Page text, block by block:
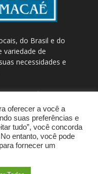
do Brasil e do
variedade de
necessidades e
/
oferecer a você a
suas preferências e
tudo”, você concorda
entanto, você pode
fornecer um